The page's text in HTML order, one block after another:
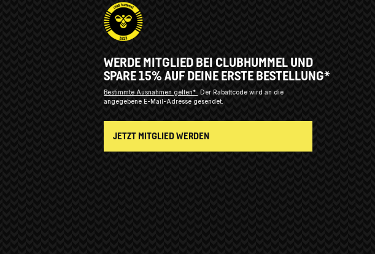
WERDE MITGLIED BEI CLUBHUMMEL UND
SPARE 15% AUF DEINE ERSTE BESTELLUNG*
Bestimmte Ausnahmen gelten*
Der Rabattcode wird an die
angegebene E-Mail-Adresse gesendet.
JETZT MITGLIED WERDEN